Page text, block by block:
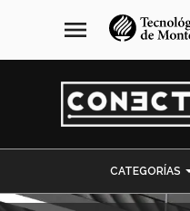
navegación
principal
menu
CATEGORÍAS